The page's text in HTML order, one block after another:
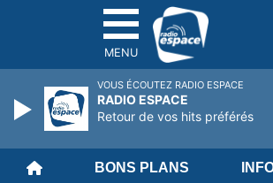
MENU
BONS PLANS
VOUS ÉCOUTEZ RADIO ESPACE
RADIO ESPACE
Retour de vos hits préférés